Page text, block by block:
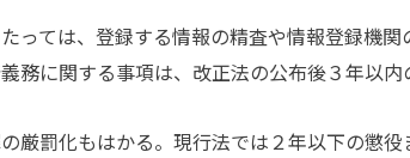
っては、登録する情報の精査や情報登録機
務に関する事項は、改正法の公布後３年以内
厳罰化もはかる。現行法では２年以下の懲